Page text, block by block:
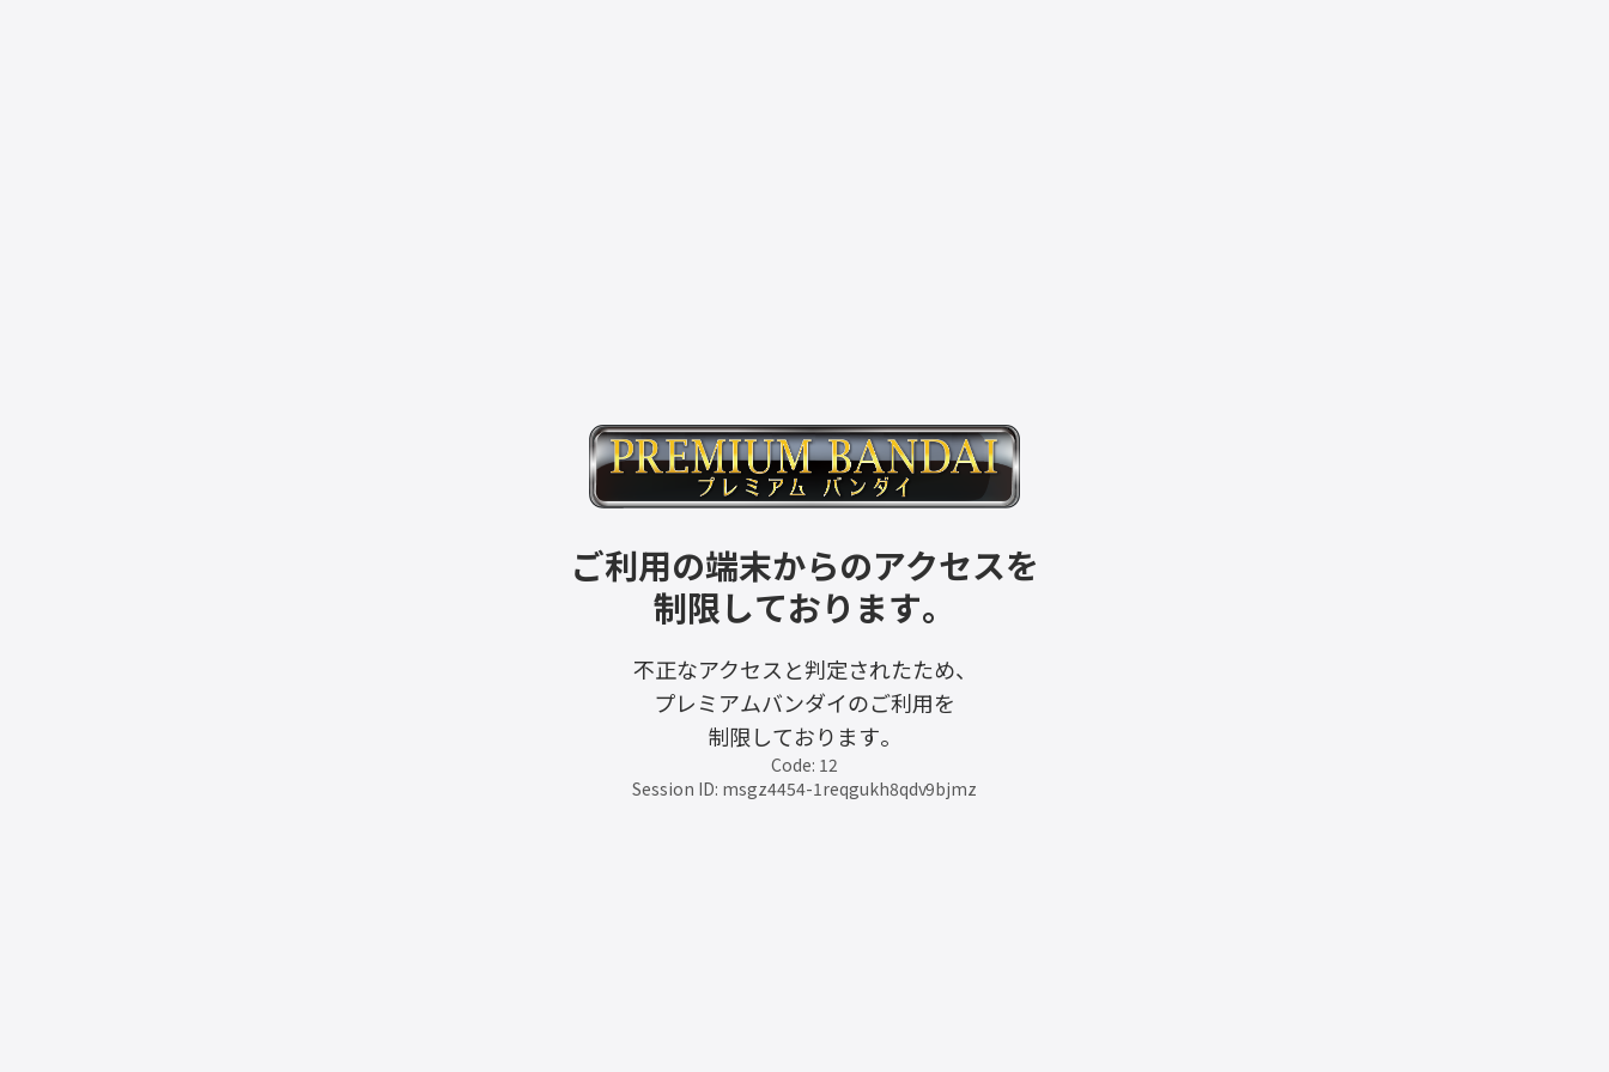
ご利用の端末からのアクセスを
制限しております。
不正なアクセスと判定されたため、
プレミアムバンダイのご利用を
制限しております。
Code: 12
Session ID: msgz4454-1reqgukh8qdv9bjmz